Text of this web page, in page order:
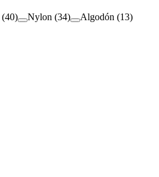
(40) Nylon (34) Algodón (13)